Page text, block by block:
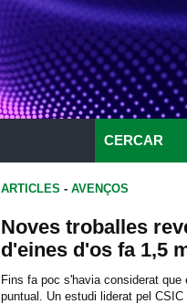
CERCAR
ARTICLES - AVENÇOS
Noves troballes
d'eines d'os fa 1,5
Fins fa poc s'havia considerat
puntual. Un estudi liderat pel